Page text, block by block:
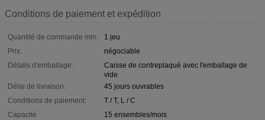
Conditions de paiement et expédition
Quantité de commande min:
1 jeu
Prix:
négociable
Détails d'emballage:
Caisse de contreplaqué avec l'emballage de
vide
Délai de livraison:
45 jours ouvrables
Conditions de paiement:
T / T, L / C
Capacité
15 ensembles/mois